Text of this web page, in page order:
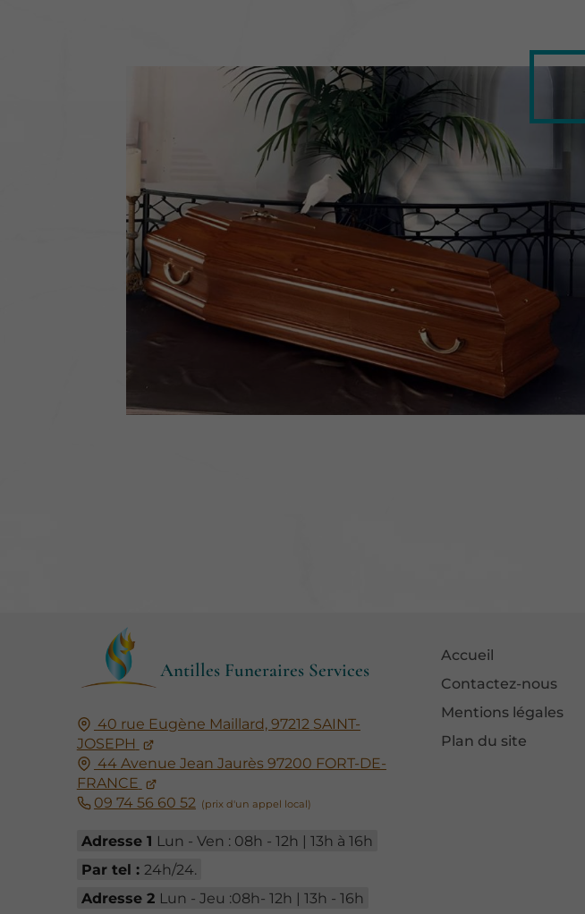
Antilles Funeraires Services
40 rue Eugène Maillard, 97212 SAINT-
JOSEPH
44 Avenue Jean Jaurès 97200 FORT-DE-
FRANCE
09 74 56 60 52
Adresse 1 Lun - Ven : 08h - 12h | 13h à 16h
Par tel : 24h/24.
Adresse 2 Lun - Jeu :08h- 12h | 13h - 16h
Accueil
Contactez-nous
Mentions légales
Plan du site